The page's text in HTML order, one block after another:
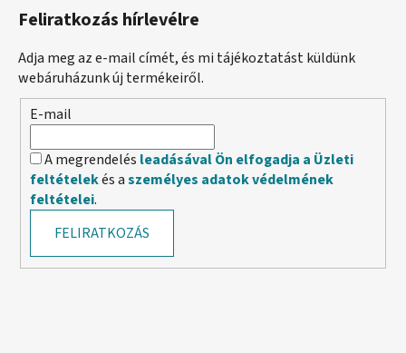
Feliratkozás hírlevélre
Adja meg az e-mail címét, és mi tájékoztatást küldünk
webáruházunk új termékeiről.
E-mail
A megrendelés leadásával Ön elfogadja a Üzleti
feltételekés aszemélyes adatok védelmének
feltételei.
FELIRATKOZÁS